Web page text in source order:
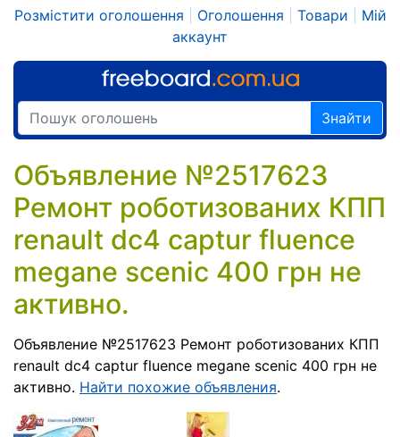
Розмістити оголошення Оголошення Товари
Мій
аккаунт
Знайти
Объявление №2517623
Ремонт роботизованих КПП
renault dc4 captur fluence
megane scenic 400 грн не
активно.
Объявление №2517623 Ремонт роботизованих КПП
renault dc4 captur fluence megane scenic 400 грн не
активно. Найти похожие объявления.